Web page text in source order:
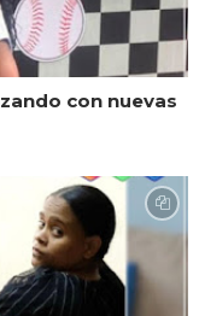
con nuevas